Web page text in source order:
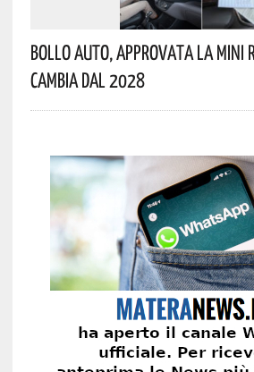
Bollo Auto, Approvata La Mini
Cambia Dal 2028